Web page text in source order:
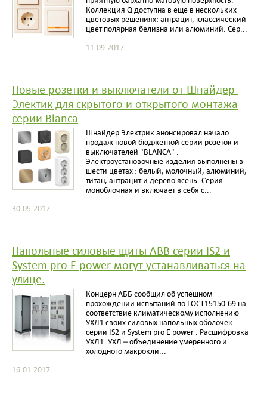
Коллекция Q доступна в еще в нескольких
цветовых решениях: антрацит, классический
цвет полярная белизна или алюминий. Сер...
11.09.2017
Новые розетки и выключатели от Шнайдер-
Электик для скрытого и открытого монтажа
серии Blanca
Шнайдер Электрик анонсировал начало
продаж новой бюджетной серии розеток и
выключателей "BLANCA" .
Электроустановочные изделия выполнены в
шести цветах : белый, молочный, алюминий,
титан, антрацит и дерево ясень. Серия
моноблочная и включает в себя с...
30.05.2017
Напольные силовые щиты ABB серии IS2 и
System pro E power могут устанавливаться на
улице.
Концерн АББ сообщил об успешном
прохождении испытаний по ГОСТ15150-69 на
соответствие климатическому исполнению
УХЛ1 своих силовых напольных оболочек
серии IS2 и System pro E power . Расшифровка
УХЛ1: УХЛ – объединение умеренного и
холодного макрокли...
16.01.2017